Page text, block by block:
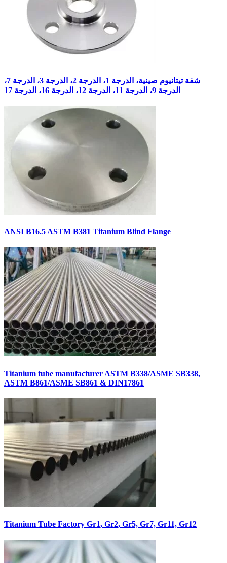
شفة تيتانيوم صينية، الدرجة 1، الدرجة 2، الدرجة 3، الدرجة 7،
الدرجة 9، الدرجة 11، الدرجة 12، الدرجة 16، الدرجة 17
ANSI B16.5 ASTM B381 Titanium Blind Flange
Titanium tube manufacturer ASTM B338/ASME SB338,
ASTM B861/ASME SB861 & DIN17861
Titanium Tube Factory Gr1, Gr2, Gr5, Gr7, Gr11, Gr12